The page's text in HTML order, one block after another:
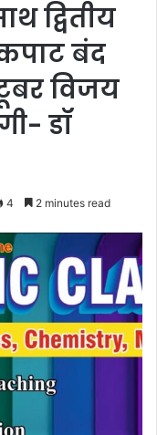
द्वितीय
बंद
विजय
डॉ
4 2 minutes read